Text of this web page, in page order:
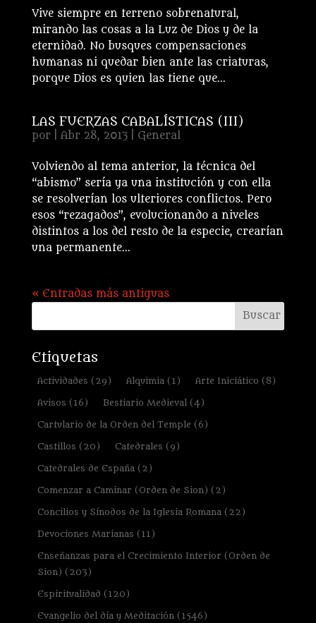
Vive siempre en terreno sobrenatural,
mirando las cosas a la Luz de Dios y de la
eternidad. No busques compensaciones
humanas ni quedar bien ante las criaturas,
porque Dios es quien las tiene que...
LAS FUERZAS CABALÍSTICAS (III)
por Abr 28, 2013| General
Volviendo al tema anterior, la técnica del
“abismo” sería ya una institución y con ella
se resolverían los ulteriores conflictos. Pero
esos “rezagados”, evolucionando a niveles
distintos a los del resto de la especie, crearían
una permanente...
« Entradas más antiguas
Etiquetas
Actividades (29) Alquimia (1) Arte Iniciático (8)
Avisos (16) Bestiario Medieval (4)
Cartulario de la Orden del Temple (6)
Castillos (20) Catedrales (9)
Catedrales de España (2)
Comenzar a Caminar (Orden de Sion) (2)
Concilios y Sínodos de la Iglesia Romana (22)
Devociones Marianas (11)
Enseñanzas para el Crecimiento Interior (Orden de
Sion) (203)
Espiritualidad (120)
Evangelio del día y Meditación (1546)